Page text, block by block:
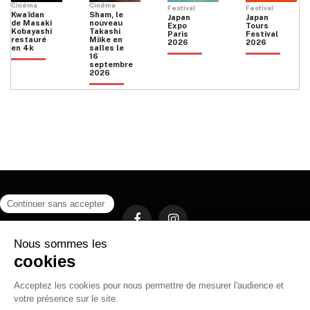
Cinéma
Kwaïdan
de Masaki
Kobayashi
restauré
en 4k
Cinéma
Sham, le
nouveau
Takashi
Miike en
salles le
16
septembre
2026
Festival
Japan
Expo
Paris
2026
Festival
Japan
Tours
Festival
2026
HOME
POLITIQUE DE CONFIDENTIALITÉ 日本語